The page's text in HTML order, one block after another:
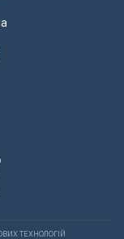
ТЕХНОЛОГІЙ